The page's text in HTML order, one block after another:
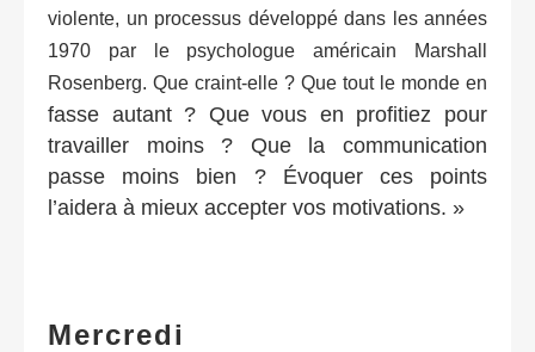
violente, un processus développé dans les années
1970 par le psychologue américain Marshall
Rosenberg. Que craint-elle ? Que tout le monde en
fasse autant ? Que vous en profitiez pour
travailler moins ? Que la communication
passe moins bien ? Évoquer ces points
l’aidera à mieux accepter vos motivations. »
Mercredi